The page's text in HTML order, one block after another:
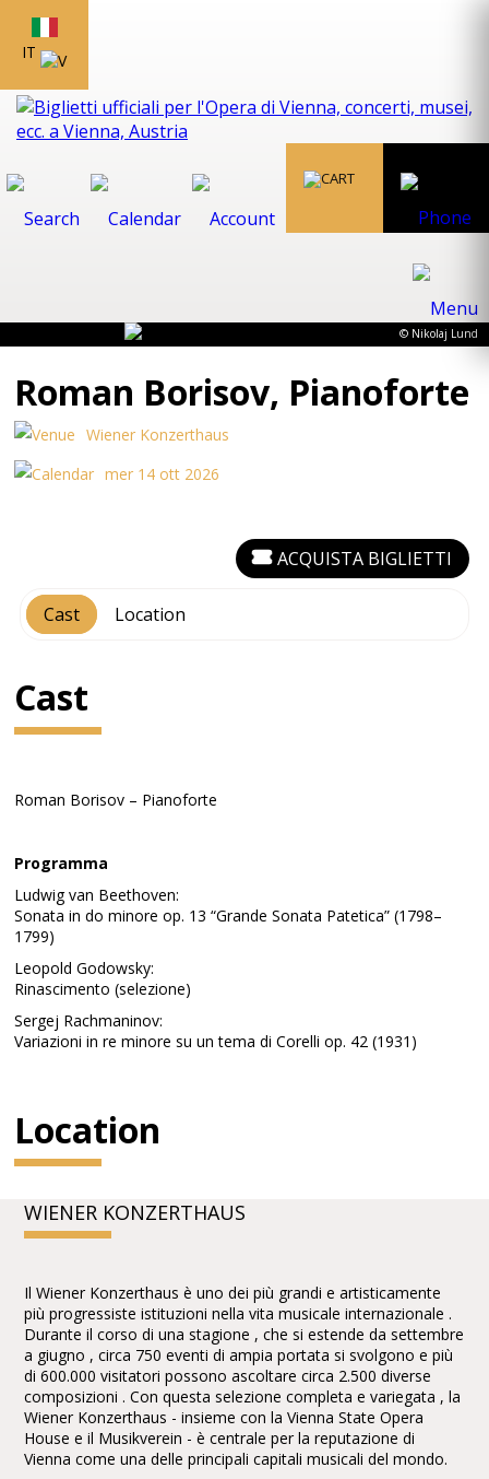
IT
© Nikolaj Lund
Roman Borisov, Pianoforte
Wiener Konzerthaus
mer 14 ott 2026
Cast Location
ACQUISTA BIGLIETTI
Cast
Roman Borisov – Pianoforte
Programma
Ludwig van Beethoven:
Sonata in do minore op. 13 “Grande Sonata Patetica” (1798–
1799)
Leopold Godowsky:
Rinascimento (selezione)
Sergej Rachmaninov:
Variazioni in re minore su un tema di Corelli op. 42 (1931)
Location
WIENER KONZERTHAUS
Il Wiener Konzerthaus è uno dei più grandi e artisticamente
più progressiste istituzioni nella vita musicale internazionale .
Durante il corso di una stagione , che si estende da settembre
a giugno , circa 750 eventi di ampia portata si svolgono e più
di 600.000 visitatori possono ascoltare circa 2.500 diverse
composizioni . Con questa selezione completa e variegata , la
Wiener Konzerthaus - insieme con la Vienna State Opera
House e il Musikverein - è centrale per la reputazione di
Vienna come una delle principali capitali musicali del mondo.